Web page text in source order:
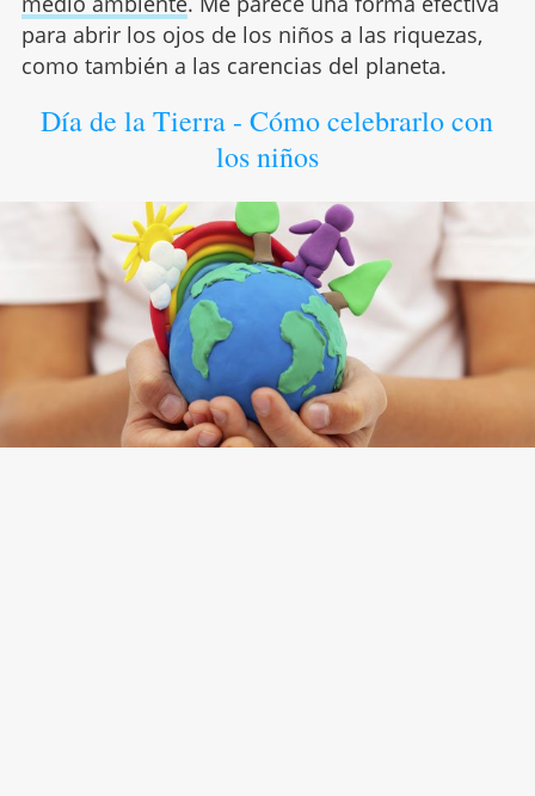
para abrir los ojos de los niños a las riquezas,
como también a las carencias del planeta.
Día de la Tierra - Cómo celebrarlo con
los niños